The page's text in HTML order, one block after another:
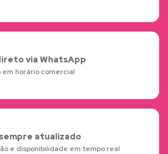
via WhatsApp
horário comercial
atualizado
e disponibilidade em tempo real